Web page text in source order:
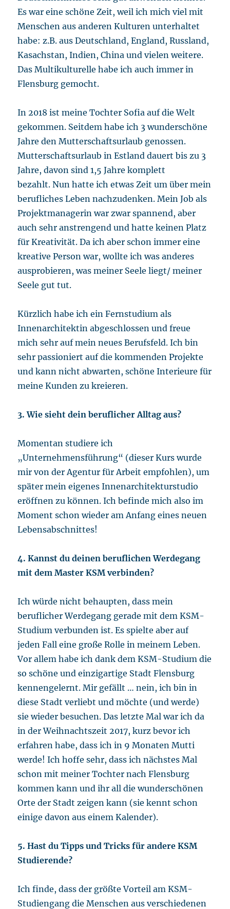
Es war eine schöne Zeit, weil ich mich viel mit
Menschen aus anderen Kulturen unterhaltet
habe: z.B. aus Deutschland, England, Russland,
Kasachstan, Indien, China und vielen weitere.
Das Multikulturelle habe ich auch immer in
Flensburg gemocht.
In 2018 ist meine Tochter Sofia auf die Welt
gekommen. Seitdem habe ich 3 wunderschöne
Jahre den Mutterschaftsurlaub genossen.
Mutterschaftsurlaub in Estland dauert bis zu 3
Jahre, davon sind 1,5 Jahre komplett
bezahlt. Nun hatte ich etwas Zeit um über mein
berufliches Leben nachzudenken. Mein Job als
Projektmanagerin war zwar spannend, aber
auch sehr anstrengend und hatte keinen Platz
für Kreativität. Da ich aber schon immer eine
kreative Person war, wollte ich was anderes
ausprobieren, was meiner Seele liegt/ meiner
Seele gut tut.
Kürzlich habe ich ein Fernstudium als
Innenarchitektin abgeschlossen und freue
mich sehr auf mein neues Berufsfeld. Ich bin
sehr passioniert auf die kommenden Projekte
und kann nicht abwarten, schöne Interieure für
meine Kunden zu kreieren.
3. Wie sieht dein beruflicher Alltag aus?
Momentan studiere ich
„Unternehmensführung“ (dieser Kurs wurde
mir von der Agentur für Arbeit empfohlen), um
später mein eigenes Innenarchitekturstudio
eröffnen zu können. Ich befinde mich also im
Moment schon wieder am Anfang eines neuen
Lebensabschnittes!
4. Kannst du deinen beruflichen Werdegang
mit dem Master KSM verbinden?
Ich würde nicht behaupten, dass mein
beruflicher Werdegang gerade mit dem KSM-
Studium verbunden ist. Es spielte aber auf
jeden Fall eine große Rolle in meinem Leben.
Vor allem habe ich dank dem KSM-Studium die
so schöne und einzigartige Stadt Flensburg
kennengelernt. Mir gefällt … nein, ich bin in
diese Stadt verliebt und möchte (und werde)
sie wieder besuchen. Das letzte Mal war ich da
in der Weihnachtszeit 2017, kurz bevor ich
erfahren habe, dass ich in 9 Monaten Mutti
werde! Ich hoffe sehr, dass ich nächstes Mal
schon mit meiner Tochter nach Flensburg
kommen kann und ihr all die wunderschönen
Orte der Stadt zeigen kann (sie kennt schon
einige davon aus einem Kalender).
5. Hast du Tipps und Tricks für andere KSM
Studierende?
Ich finde, dass der größte Vorteil am KSM-
Studiengang die Menschen aus verschiedenen